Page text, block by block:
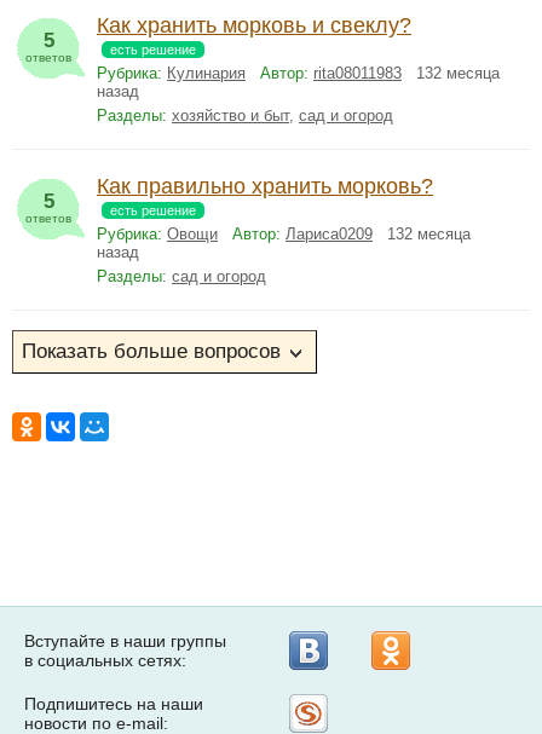
5
ответов
Как хранить морковь и свеклу?
есть решение
Рубрика: Кулинария Автор: rita08011983 132 месяца
назад
Разделы: хозяйство и быт, сад и огород
5
ответов
Как правильно хранить морковь?
есть решение
Рубрика: Овощи Автор: Лариса0209 132 месяца
назад
Разделы: сад и огород
Вступайте в наши группы
в социальных сетях:
Подпишитесь на наши
новости по e-mail: